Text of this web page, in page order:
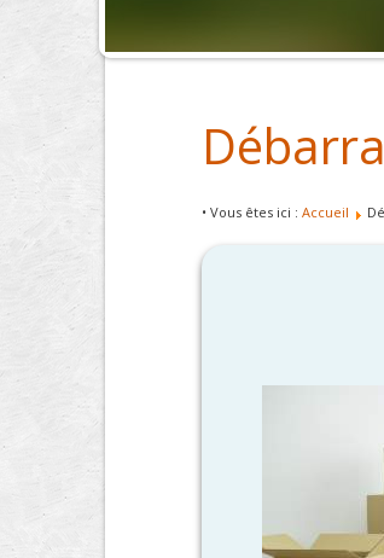
• Vous êtes ici : Accueil